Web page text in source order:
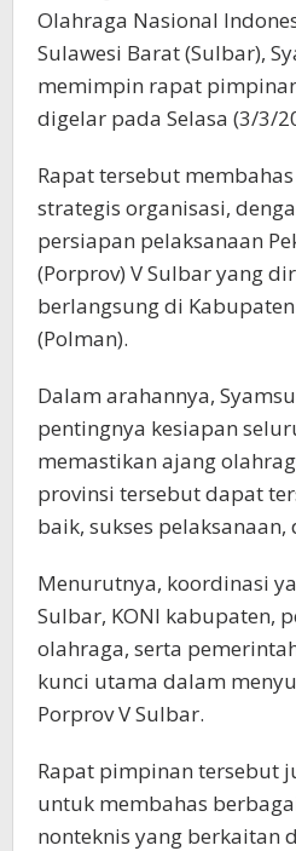
Olahraga Nasional
Sulawesi Barat (Sulbar),
memimpin rapat
digelar pada Selasa (3/3/
Rapat tersebut
strategis organisasi,
persiapan pelaksanaan
(Porprov) V Sulbar yang
berlangsung di
(Polman).
Dalam arahannya,
pentingnya kesiapan
memastikan ajang
provinsi tersebut dapat
baik, sukses pelaksanaan,
Menurutnya, koordinasi
Sulbar, KONI kabupaten,
olahraga, serta
kunci utama dalam
Porprov V Sulbar.
Rapat pimpinan tersebut
untuk membahas
nonteknis yang berkaitan